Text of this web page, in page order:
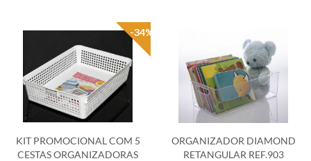
MENOR PREÇO
MAIOR PREÇO
A - Z
-34%
KIT PROMOCIONAL COM 5
CESTAS ORGANIZADORAS
ORGANIZADOR DIAMOND
RETANGULAR REF.903